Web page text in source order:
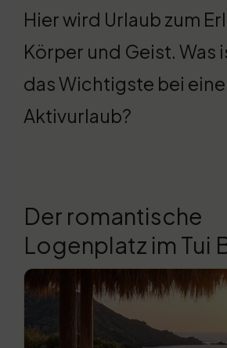
Hier wird Urlaub zum
Körper und Geist. Was
das Wichtigste bei
Aktivurlaub?
Der romantische
Logenplatz im Tui